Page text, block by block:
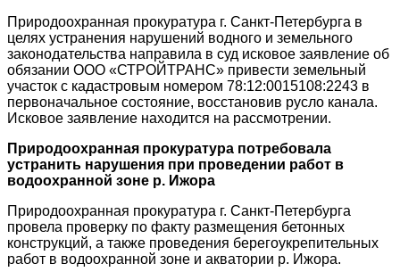
Природоохранная прокуратура г. Санкт-Петербурга в
целях устранения нарушений водного и земельного
законодательства направила в суд исковое заявление об
обязании ООО «СТРОЙТРАНС» привести земельный
участок с кадастровым номером 78:12:0015108:2243 в
первоначальное состояние, восстановив русло канала.
Исковое заявление находится на рассмотрении.
Природоохранная прокуратура потребовала
устранить нарушения при проведении работ в
водоохранной зоне р. Ижора
Природоохранная прокуратура г. Санкт-Петербурга
провела проверку по факту размещения бетонных
конструкций, а также проведения берегоукрепительных
работ в водоохранной зоне и акватории р. Ижора.